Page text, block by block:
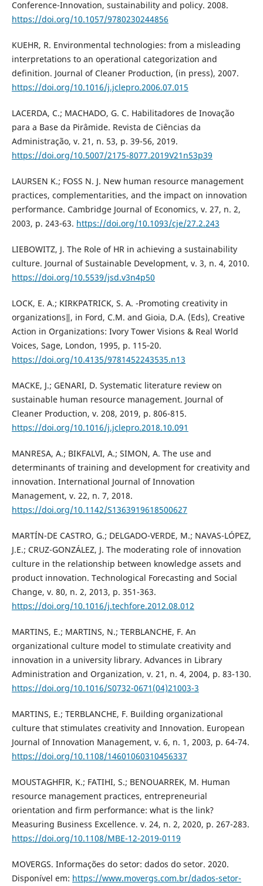
Conference-Innovation, sustainability and policy. 2008.
https://doi.org/10.1057/9780230244856
KUEHR, R. Environmental technologies: from a misleading
interpretations to an operational categorization and
definition. Journal of Cleaner Production, (in press), 2007.
https://doi.org/10.1016/j.jclepro.2006.07.015
LACERDA, C.; MACHADO, G. C. Habilitadores de Inovação
para a Base da Pirâmide. Revista de Ciências da
Administração, v. 21, n. 53, p. 39-56, 2019.
https://doi.org/10.5007/2175-8077.2019V21n53p39
LAURSEN K.; FOSS N. J. New human resource management
practices, complementarities, and the impact on innovation
performance. Cambridge Journal of Economics, v. 27, n. 2,
2003, p. 243-63. https://doi.org/10.1093/cje/27.2.243
LIEBOWITZ, J. The Role of HR in achieving a sustainability
culture. Journal of Sustainable Development, v. 3, n. 4, 2010.
https://doi.org/10.5539/jsd.v3n4p50
LOCK, E. A.; KIRKPATRICK, S. A. -Promoting creativity in
organizations‖, in Ford, C.M. and Gioia, D.A. (Eds), Creative
Action in Organizations: Ivory Tower Visions & Real World
Voices, Sage, London, 1995, p. 115‐20.
https://doi.org/10.4135/9781452243535.n13
MACKE, J.; GENARI, D. Systematic literature review on
sustainable human resource management. Journal of
Cleaner Production, v. 208, 2019, p. 806-815.
https://doi.org/10.1016/j.jclepro.2018.10.091
MANRESA, A.; BIKFALVI, A.; SIMON, A. The use and
determinants of training and development for creativity and
innovation. International Journal of Innovation
Management, v. 22, n. 7, 2018.
https://doi.org/10.1142/S1363919618500627
MARTÍN-DE CASTRO, G.; DELGADO-VERDE, M.; NAVAS-LÓPEZ,
J.E.; CRUZ-GONZÁLEZ, J. The moderating role of innovation
culture in the relationship between knowledge assets and
product innovation. Technological Forecasting and Social
Change, v. 80, n. 2, 2013, p. 351-363.
https://doi.org/10.1016/j.techfore.2012.08.012
MARTINS, E.; MARTINS, N.; TERBLANCHE, F. An
organizational culture model to stimulate creativity and
innovation in a university library. Advances in Library
Administration and Organization, v. 21, n. 4, 2004, p. 83-130.
https://doi.org/10.1016/S0732-0671(04)21003-3
MARTINS, E.; TERBLANCHE, F. Building organizational
culture that stimulates creativity and Innovation. European
Journal of Innovation Management, v. 6, n. 1, 2003, p. 64-74.
https://doi.org/10.1108/14601060310456337
MOUSTAGHFIR, K.; FATIHI, S.; BENOUARREK, M. Human
resource management practices, entrepreneurial
orientation and firm performance: what is the link?
Measuring Business Excellence. v. 24, n. 2, 2020, p. 267-283.
https://doi.org/10.1108/MBE-12-2019-0119
MOVERGS. Informações do setor: dados do setor. 2020.
Disponível em: https://www.movergs.com.br/dados-setor-